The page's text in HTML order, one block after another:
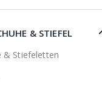
& STIEFEL
& Stiefeletten